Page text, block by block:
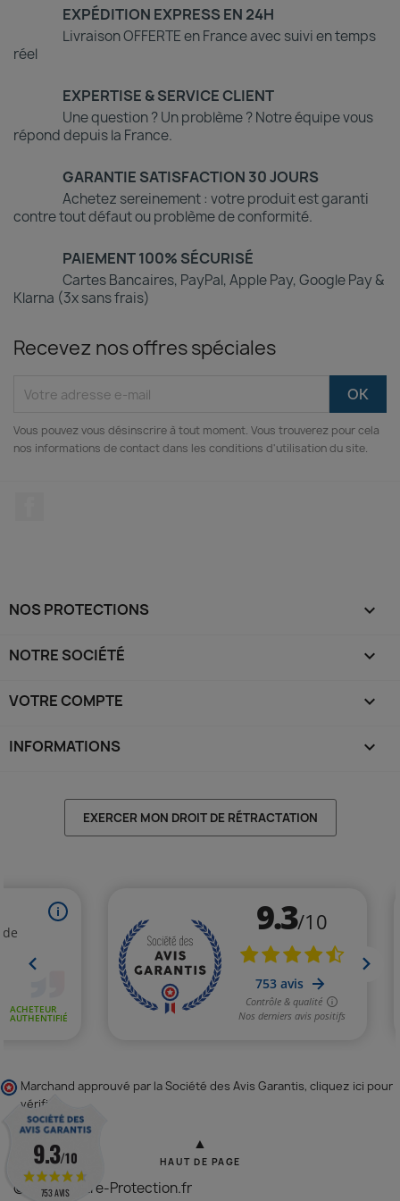
EXPÉDITION EXPRESS EN 24H
Livraison OFFERTE en France avec suivi en temps
réel
EXPERTISE & SERVICE CLIENT
Une question ? Un problème ? Notre équipe vous
répond depuis la France.
GARANTIE SATISFACTION 30 JOURS
Achetez sereinement : votre produit est garanti
contre tout défaut ou problème de conformité.
PAIEMENT 100% SÉCURISÉ
Cartes Bancaires, PayPal, Apple Pay, Google Pay &
Klarna (3x sans frais)
Recevez nos offres spéciales
Vous pouvez vous désinscrire à tout moment. Vous trouverez pour cela
nos informations de contact dans les conditions d'utilisation du site.
NOS PROTECTIONS 
NOTRE SOCIÉTÉ 
VOTRE COMPTE 
INFORMATIONS keyboard_arrow_down
EXERCER MON DROIT DE RÉTRACTATION
Marchand approuvé par la Société des Avis Garantis, cliquez ici pour
vérifier
▲
HAUT DE PAGE
© 2026 - Vitre-Protection.fr
9.3/10
753 AVIS